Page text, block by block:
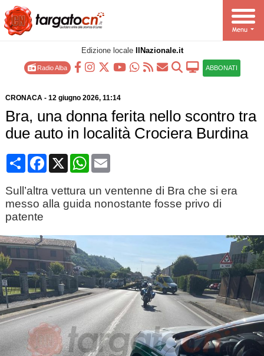
Edizione locale IlNazionale.it
Radio Alba ABBONATI
CRONACA- 12 giugno 2026, 11:14
Bra, una donna ferita nello scontro tra
due auto in località Crociera Burdina
CondividiFacebook
X WhatsApp
Email
Sull’altra vettura un ventenne di Bra che si era
messo alla guida nonostante fosse privo di
patente